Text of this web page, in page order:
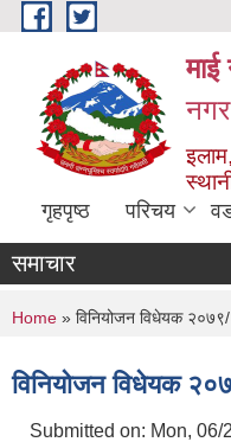
Skip to main content
माई
नगर
गृहपृष्ठ परिचय
समाचार
You are here
Home » विनियोजन विधेयक
विनियोजन विधेयक
Submitted on: Mon, 06/